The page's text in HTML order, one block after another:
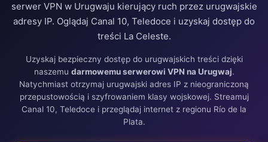
serwer VPN w Urugwaju kierujący ruch przez urugwajskie
adresy IP. Oglądaj Canal 10, Teledoce i uzyskaj dostęp do
treści La Celeste.
Uzyskaj bezpieczny dostęp do urugwajskich treści dzięki
naszemu darmowemu serwerowi VPN na Urugwaj.
Natychmiast otrzymaj urugwajski adres IP z nieograniczoną
przepustowością i szyfrowaniem klasy wojskowej. Streamuj
Canal 10, Teledoce i przeglądaj internet z regionu Río de la
Plata.